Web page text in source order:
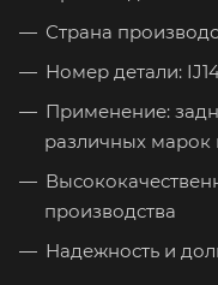
Страна
Номер детали:
Применение:
различных марок
производства
Надежность и